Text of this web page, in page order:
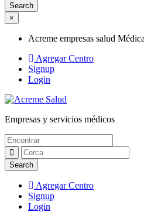
×
Acreme empresas salud Médica
Agregar Centro
Signup
Login
Acreme empresas
Empresas y servicios médicos
Agregar Centro
Signup
Login